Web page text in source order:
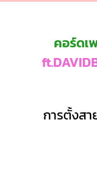
คอร์ดเ
การตั้งส